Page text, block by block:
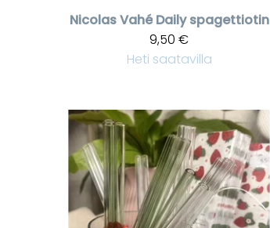
Nicolas Vahé Daily spagettiotin
9,50 €
Heti saatavilla